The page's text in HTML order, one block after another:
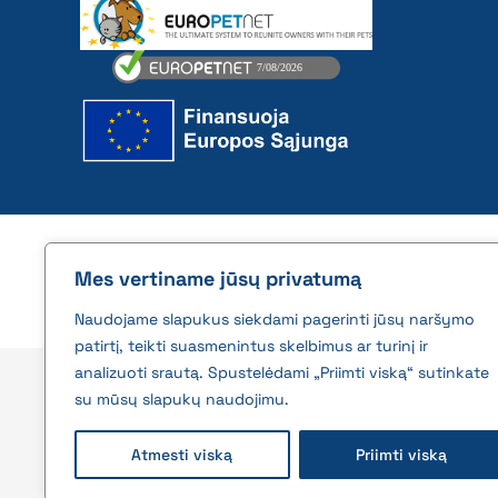
Mes vertiname jūsų privatumą
Naudojame slapukus siekdami pagerinti jūsų naršymo
patirtį, teikti suasmenintus skelbimus ar turinį ir
analizuoti srautą. Spustelėdami „Priimti viską“ sutinkate
su mūsų slapukų naudojimu.
Atmesti viską Priimti viską
2026 © All rights reserved | VĮ Žemės ūkio